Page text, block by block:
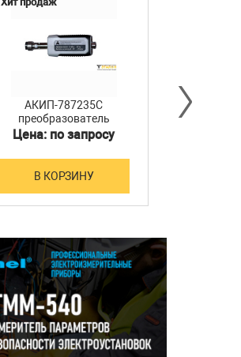
АКИП-787235C
преобразователь
мощности
Цена: по запросу
В КОРЗИНУ